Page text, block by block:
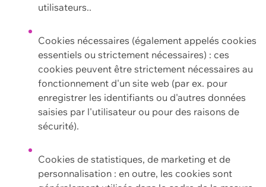
utilisateurs..
Cookies nécessaires (également appelés cookies
essentiels ou strictement nécessaires) : ces
cookies peuvent être strictement nécessaires au
fonctionnement d'un site web (par ex. pour
enregistrer les identifiants ou d'autres données
saisies par l'utilisateur ou pour des raisons de
sécurité).
Cookies de statistiques, de marketing et de
personnalisation : en outre, les cookies sont